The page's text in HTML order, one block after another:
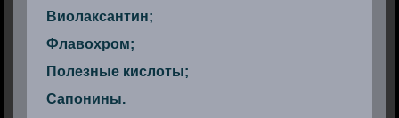
Виолаксантин;
Флавохром;
Полезные кислоты;
Сапонины.